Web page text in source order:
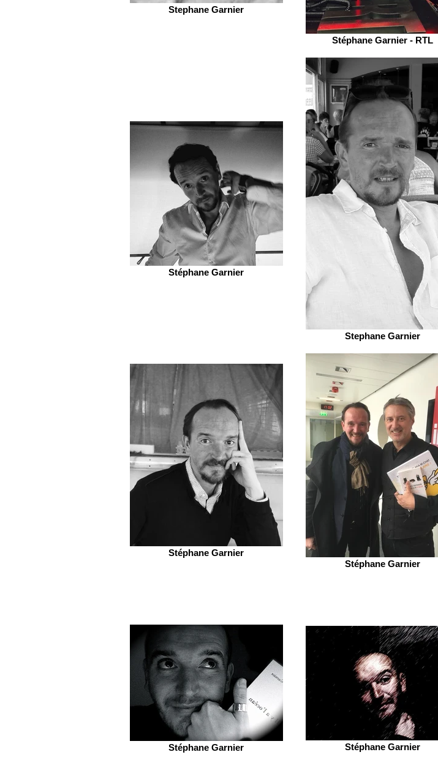
Stephane Garnier
Stéphane Garnier - RTL
Stéphane Garnier
Stephane Garnier
Stéphane Garnier
Stéphane Garnier
Stéphane Garnier Stéphane Garnier